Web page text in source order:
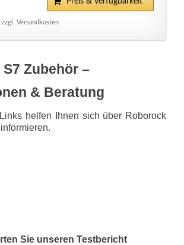
Versandkosten
Zubehör –
& Beratung
helfen Ihnen sich über Roborock
Sie unseren Testbericht